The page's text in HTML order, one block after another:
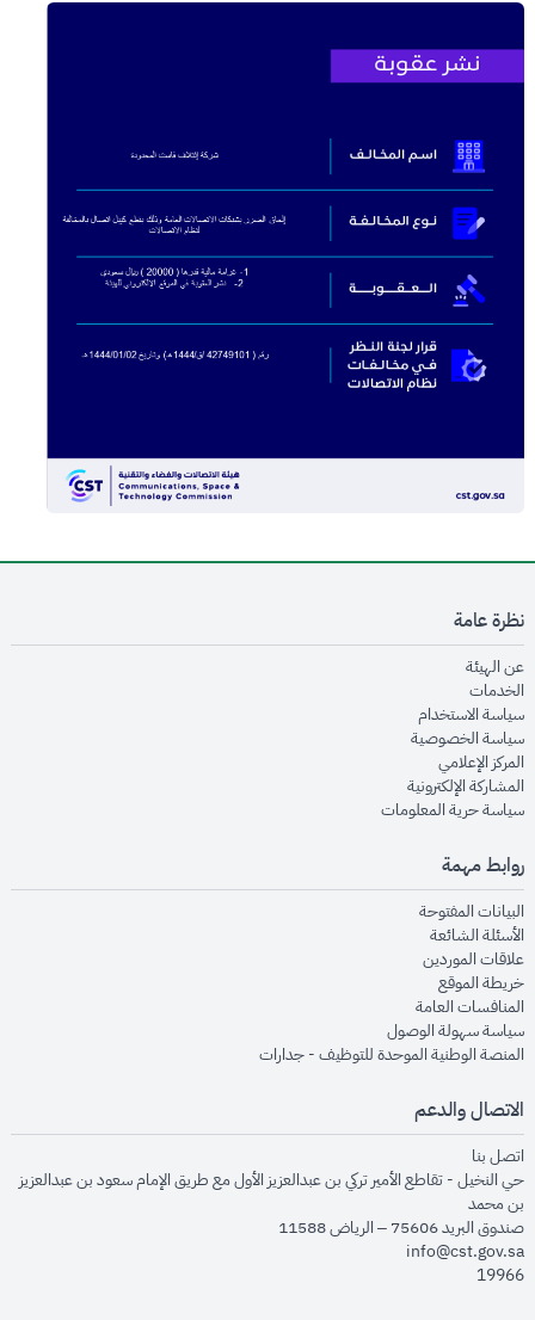
نظرة عامة
عن الهيئةopens in new window
الخدماتopens in new window
سياسة الاستخدام
سياسة الخصوصيةopens in new window
المركز الإعلاميopens in new window
المشاركة الإلكترونيةopens in new window
سياسة حرية المعلوماتopens in new window
روابط مهمة
البيانات المفتوحةopens in new window
الأسئلة الشائعةopens in new window
علاقات الموردينopens in new window
خريطة الموقعopens in new window
المنافسات العامةopens in new window
سياسة سهولة الوصولopens in new window
المنصة الوطنية الموحدة للتوظيف - جداراتopens in new window
الاتصال والدعم
اتصل بنا
حي النخيل - تقاطع الأمير تركي بن عبدالعزيز الأول مع طريق الإمام سعود بن عبدالعزيز
بن محمد
صندوق البريد 75606 – الرياض 11588
info@cst.gov.sa
19966